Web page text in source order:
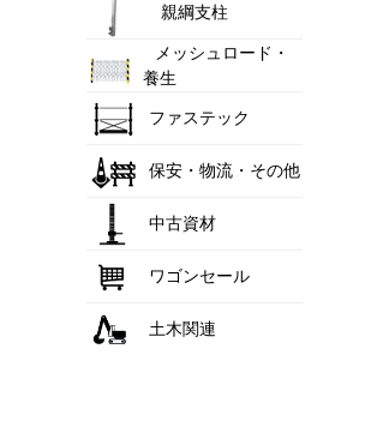
親綱支柱
メッシュロード・
養生
ファステック
保安・物流・その他
中古資材
ワゴンセール
土木関連